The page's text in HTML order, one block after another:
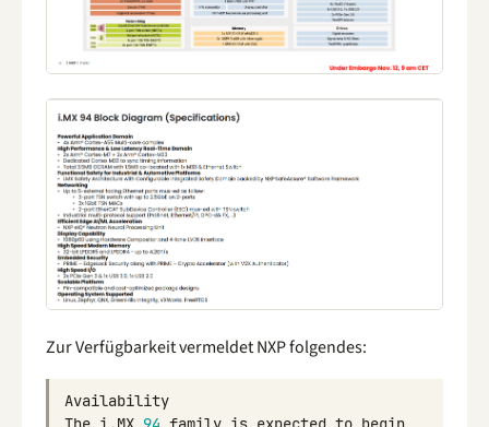
Zur Verfügbarkeit vermeldet NXP folgendes:
Availability